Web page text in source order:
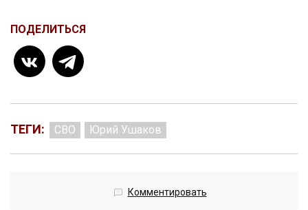
ПОДЕЛИТЬСЯ
ТЕГИ: СВО Юрий Ушаков
Комментировать